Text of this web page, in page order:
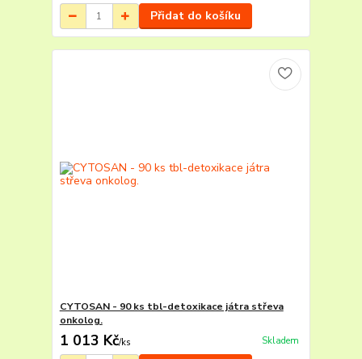
Přidat do košíku
CYTOSAN - 90 ks tbl-detoxikace játra střeva
onkolog.
1 013 Kč/ks Skladem